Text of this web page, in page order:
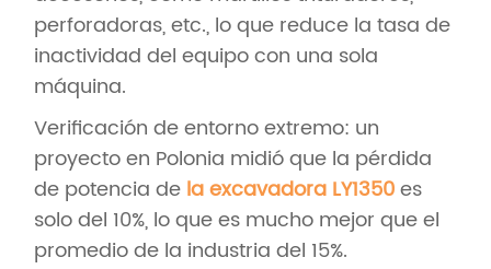
perforadoras, etc., lo que reduce la tasa de
inactividad del equipo con una sola
máquina.
Verificación de entorno extremo: un
proyecto en Polonia midió que la pérdida
de potencia de la excavadora LY1350es
solo del 10%, lo que es mucho mejor que el
promedio de la industria del 15%.